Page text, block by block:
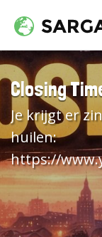
Closing
Je krijgt er
huilen:
https://
v=uN7mjvok6MI De versie
Cramps
verkeerd: